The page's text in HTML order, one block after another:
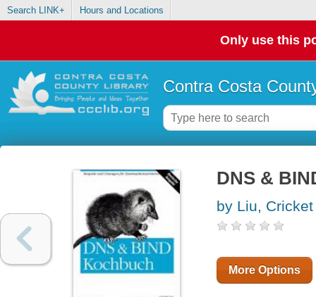
Search LINK+ Hours and Locations
Only use this
Contra Costa
DNS &
by Liu, Cricket
More Options